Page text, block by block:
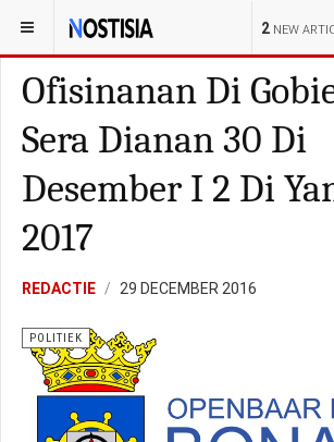
2 NEW
YOU ARE HERE: BONAIRE POLITIEK
Ofisinanan Di
Sera Dianan 30 Di
Desember I 2 Di
2017
REDACTIE 29 DECEMBER 2016
POLITIEK